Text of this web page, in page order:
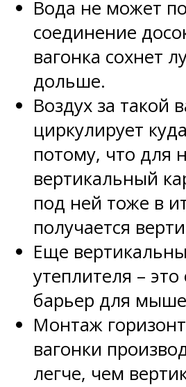
Вода не может
соединение
вагонка сохнет
дольше.
Воздух за такой
циркулирует
потому, что для
вертикальный
под ней тоже в
получается
Еще
утеплителя –
барьер для
Монтаж
вагонки
легче, чем